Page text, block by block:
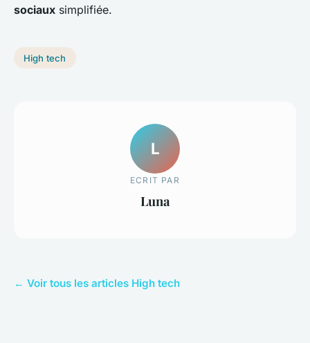
sociaux simplifiée.
High tech
L
ECRIT PAR
Luna
← Voir tous les articles High tech